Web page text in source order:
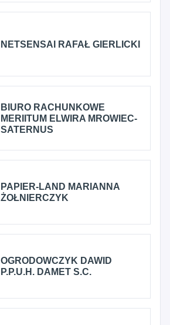
NETSENSAI RAFAŁ GIERLICKI
BIURO RACHUNKOWE
MERIITUM ELWIRA MROWIEC-
SATERNUS
PAPIER-LAND MARIANNA
ŻOŁNIERCZYK
OGRODOWCZYK DAWID
P.P.U.H. DAMET S.C.